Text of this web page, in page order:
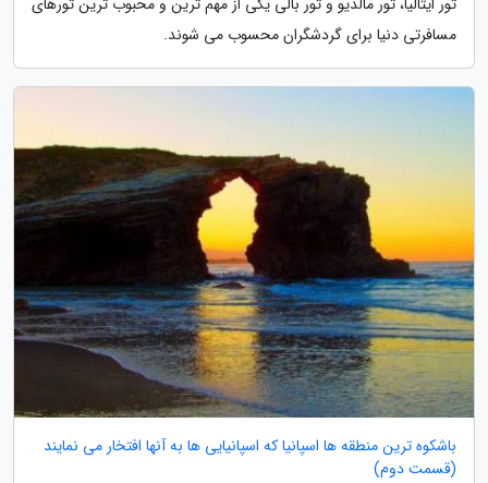
مسافرتی دنیا برای گردشگران محسوب می شوند.
باشکوه ترین منطقه ها اسپانیا که اسپانیایی ها به آنها افتخار می نمایند
(قسمت دوم)